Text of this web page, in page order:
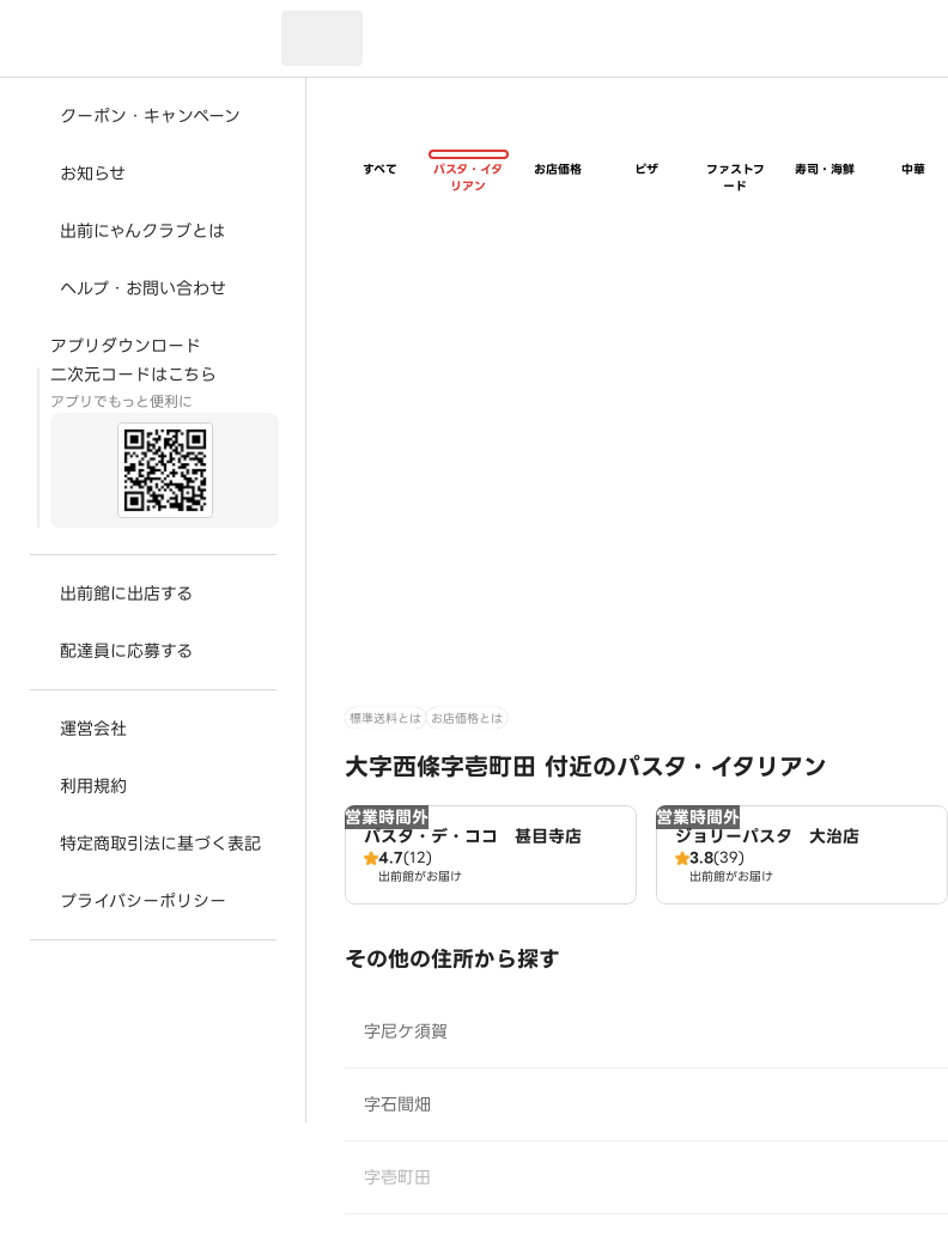
クーポン・キャンペーン
お知らせ
出前にゃんクラブとは
ヘルプ・お問い合わせ
アプリダウンロード
二次元コードはこちら
アプリでもっと便利に
出前館に出店する
配達員に応募する
運営会社
利用規約
特定商取引法に基づく表記
プライバシーポリシー
すべて
パスタ・イタ
リアン
お店価格 ピザ
ファストフ
ード
寿司・海鮮 中華
標準送料とは お店価格とは
大字西條字壱町田 付近のパスタ・イタリアン
営業時間外
パスタ・デ・ココ 甚目寺店
4.7(12)
出前館がお届け
営業時間外
ジョリーパスタ 大治店
3.8(39)
出前館がお届け
その他の住所から探す
字尼ケ須賀
字石間畑
字壱町田